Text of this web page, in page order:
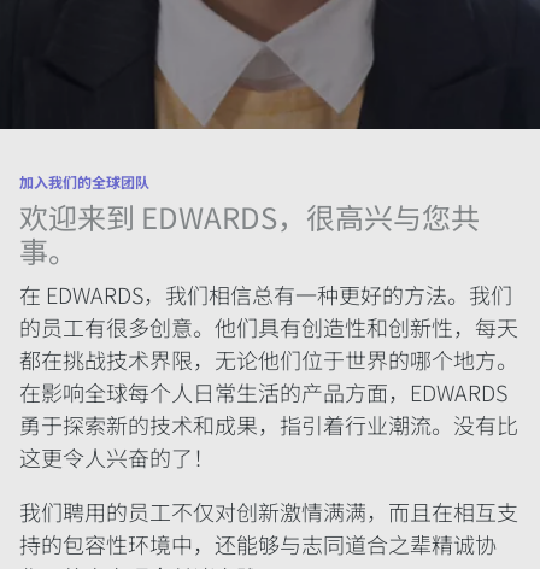
加入我们的全球团队
欢迎来到 EDWARDS，很高兴与您共
事。
在 EDWARDS，我们相信总有一种更好的方法。我们
的员工有很多创意。他们具有创造性和创新性，每天
都在挑战技术界限，无论他们位于世界的哪个地方。
在影响全球每个人日常生活的产品方面，EDWARDS
勇于探索新的技术和成果，指引着行业潮流。没有比
这更令人兴奋的了！
我们聘用的员工不仅对创新激情满满，而且在相互支
持的包容性环境中，还能够与志同道合之辈精诚协